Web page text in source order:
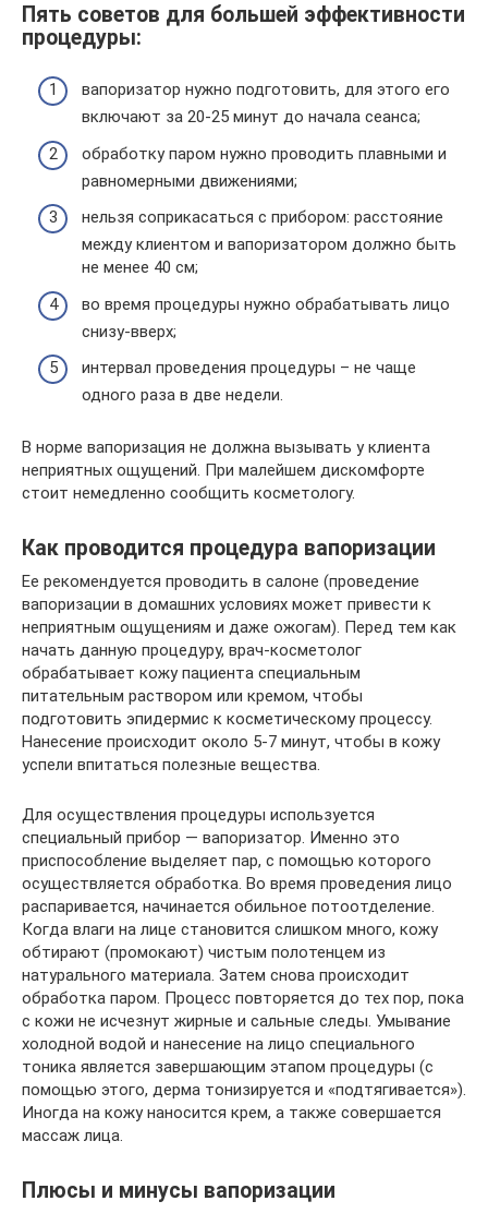
Пять советов для большей эффективности
процедуры:
вапоризатор нужно подготовить, для этого его
включают за 20-25 минут до начала сеанса;
обработку паром нужно проводить плавными и
равномерными движениями;
нельзя соприкасаться с прибором: расстояние
между клиентом и вапоризатором должно быть
не менее 40 см;
во время процедуры нужно обрабатывать лицо
снизу-вверх;
интервал проведения процедуры – не чаще
одного раза в две недели.
В норме вапоризация не должна вызывать у клиента
неприятных ощущений. При малейшем дискомфорте
стоит немедленно сообщить косметологу.
Как проводится процедура вапоризации
Ее рекомендуется проводить в салоне (проведение
вапоризации в домашних условиях может привести к
неприятным ощущениям и даже ожогам). Перед тем как
начать данную процедуру, врач-косметолог
обрабатывает кожу пациента специальным
питательным раствором или кремом, чтобы
подготовить эпидермис к косметическому процессу.
Нанесение происходит около 5-7 минут, чтобы в кожу
успели впитаться полезные вещества.
Для осуществления процедуры используется
специальный прибор — вапоризатор. Именно это
приспособление выделяет пар, с помощью которого
осуществляется обработка. Во время проведения лицо
распаривается, начинается обильное потоотделение.
Когда влаги на лице становится слишком много, кожу
обтирают (промокают) чистым полотенцем из
натурального материала. Затем снова происходит
обработка паром. Процесс повторяется до тех пор, пока
с кожи не исчезнут жирные и сальные следы. Умывание
холодной водой и нанесение на лицо специального
тоника является завершающим этапом процедуры (с
помощью этого, дерма тонизируется и «подтягивается»).
Иногда на кожу наносится крем, а также совершается
массаж лица.
Плюсы и минусы вапоризации